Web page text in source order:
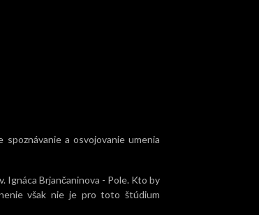
a osvojovanie umenia
Ignáca Brjančaninova - Pole. Kto by
však nie je pro toto štúdium